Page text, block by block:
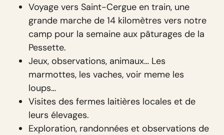
Voyage vers Saint-Cergue en train, une
grande marche de 14 kilomètres vers notre
camp pour la semaine aux pâturages de la
Pessette.
Jeux, observations, animaux… Les
marmottes, les vaches, voir meme les
loups…
Visites des fermes laitières locales et de
leurs élevages.
Exploration, randonnées et observations de